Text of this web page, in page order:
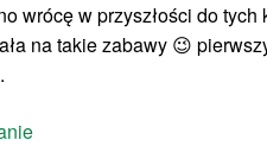
wrócę w przyszłości do
na takie zabawy 😉